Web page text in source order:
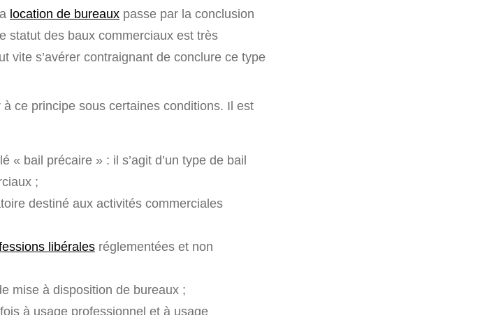
location de bureaux passe par la conclusion
statut des baux commerciaux est très
vite s’avérer contraignant de conclure ce type
ce principe sous certaines conditions. Il est
« bail précaire » : il s’agit d’un type de bail
;
destiné aux activités commerciales
libérales réglementées et non
mise à disposition de bureaux ;
à usage professionnel et à usage